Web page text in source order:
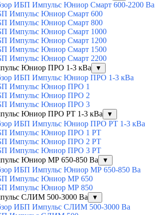
ИБП Импульс Юниор Смарт 600-2200 Ва
Импульс Юниор Смарт 600
Импульс Юниор Смарт 800
Импульс Юниор Смарт 1000
Импульс Юниор Смарт 1200
Импульс Юниор Смарт 1500
Импульс Юниор Смарт 2200
Юниор ПРО 1-3 кВа
▼
ИБП Импульс Юниор ПРО 1-3 кВа
Импульс Юниор ПРО 1
Импульс Юниор ПРО 2
Импульс Юниор ПРО 3
Юниор ПРО РТ 1-3 кВа
▼
ИБП Импульс Юниор ПРО РТ 1-3 кВа
Импульс Юниор ПРО 1 РТ
Импульс Юниор ПРО 2 РТ
Импульс Юниор ПРО 3 РТ
Юниор МР 650-850 Ва
▼
ИБП Импульс Юниор МР 650-850 Ва
Импульс Юниор МР 650
Импульс Юниор МР 850
СЛИМ 500-3000 Ва
▼
ИБП Импульс СЛИМ 500-3000 Ва